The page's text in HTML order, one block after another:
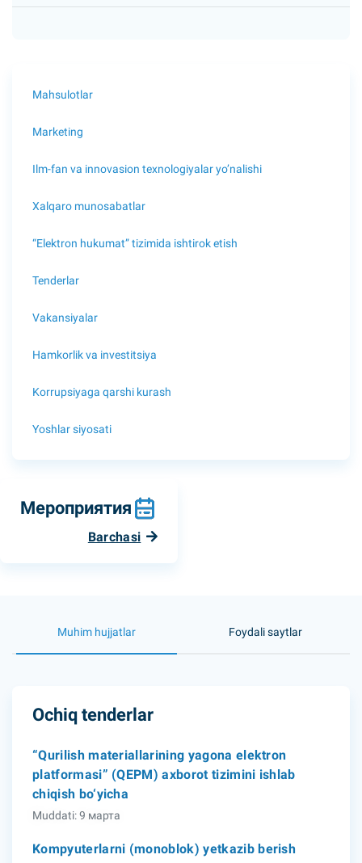
Mahsulotlar
Marketing
Ilm-fan va innovasion texnologiyalar yo’nalishi
Xalqaro munosabatlar
“Elektron hukumat” tizimida ishtirok etish
Tenderlar
Vakansiyalar
Hamkorlik va investitsiya
Korrupsiyaga qarshi kurash
Yoshlar siyosati
Мероприятия
Barchasi
Muhim hujjatlar Foydali saytlar
Ochiq tenderlar
“Qurilish materiallarining yagona elektron
platformasi” (QEPM) axborot tizimini ishlab
chiqish bo‘yicha
Muddati: 9 марта
Kompyuterlarni (monoblok) yetkazib berish